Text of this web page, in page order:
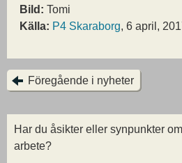
Bild: Tomi
Källa: P4 Skaraborg, 6 april,
Föregående i nyheter
Har du åsikter eller synpunkter
arbete?